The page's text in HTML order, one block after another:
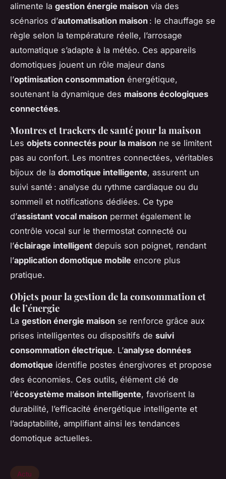
alimente la gestion énergie maison via des
scénarios d’automatisation maison : le chauffage se
règle selon la température réelle, l’arrosage
automatique s’adapte à la météo. Ces appareils
domotiques jouent un rôle majeur dans
l’optimisation consommation énergétique,
soutenant la dynamique des maisons écologiques
connectées.
Montres et trackers de santé pour la maison
Les objets connectés pour la maison ne se limitent
pas au confort. Les montres connectées, véritables
bijoux de la domotique intelligente, assurent un
suivi santé : analyse du rythme cardiaque ou du
sommeil et notifications dédiées. Ce type
d’assistant vocal maison permet également le
contrôle vocal sur le thermostat connecté ou
l’éclairage intelligent depuis son poignet, rendant
l’application domotique mobile encore plus
pratique.
Objets pour la gestion de la consommation et
de l’énergie
La gestion énergie maison se renforce grâce aux
prises intelligentes ou dispositifs de suivi
consommation électrique. L’analyse données
domotique identifie postes énergivores et propose
des économies. Ces outils, élément clé de
l’écosystème maison intelligente, favorisent la
durabilité, l’efficacité énergétique intelligente et
l’adaptabilité, amplifiant ainsi les tendances
domotique actuelles.
Actu